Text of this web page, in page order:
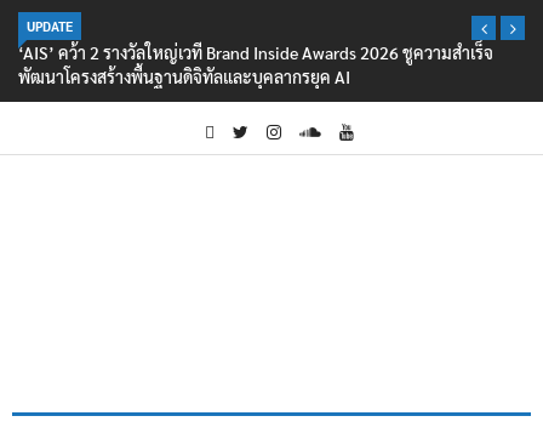
UPDATE
‘AIS’ คว้า 2 รางวัลใหญ่เวที Brand Inside Awards 2026 ชูความสำเร็จ
พัฒนาโครงสร้างพื้นฐานดิจิทัลและบุคลากรยุค AI